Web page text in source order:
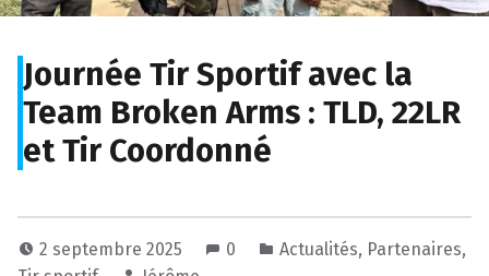
Journée Tir Sportif avec la
Team Broken Arms : TLD, 22LR
et Tir Coordonné
2 septembre 2025 0 Actualités, Partenaires,